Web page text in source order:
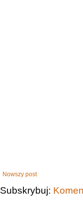
Nowszy post
Subskrybuj: